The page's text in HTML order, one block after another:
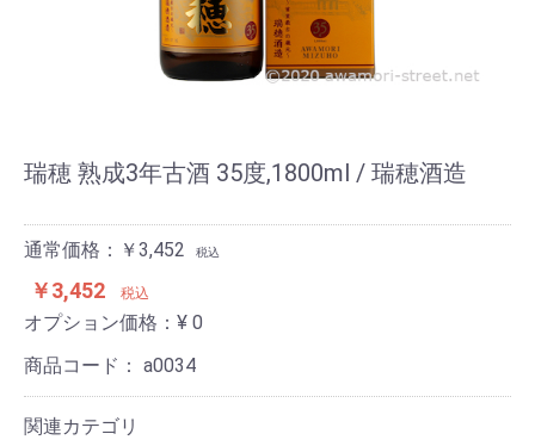
瑞穂 熟成3年古酒 35度,1800ml / 瑞穂酒造
通常価格：￥3,452 税込
￥3,452 税込
オプション価格：¥ 0
商品コード： a0034
関連カテゴリ